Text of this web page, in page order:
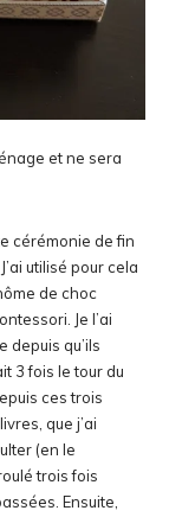
et ne sera
cérémonie de fin
utilisé pour cela
de choc
Je l’ai
depuis qu’ils
3 fois le tour du
ces trois
que j’ai
(en le
trois fois
Ensuite,